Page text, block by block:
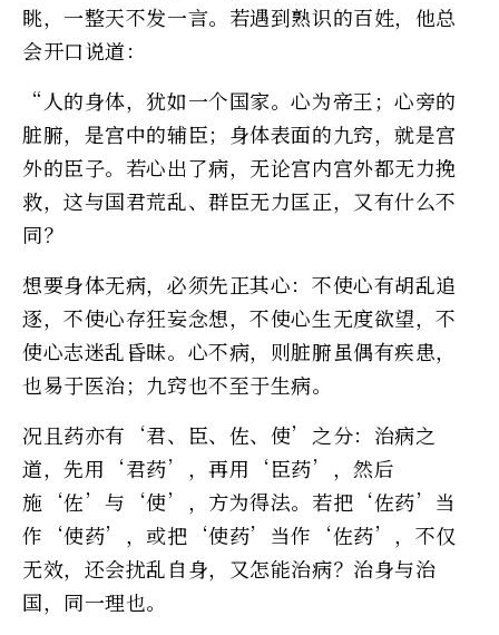
眺，一整天不发一言。若遇到熟识的百姓，他总
会开口说道：
“人的身体，犹如一个国家。心为帝王；心旁的
脏腑，是宫中的辅臣；身体表面的九窍，就是宫
外的臣子。若心出了病，无论宫内宫外都无力挽
救，这与国君荒乱、群臣无力匡正，又有什么不
同？
想要身体无病，必须先正其心：不使心有胡乱追
逐，不使心存狂妄念想，不使心生无度欲望，不
使心志迷乱昏昧。心不病，则脏腑虽偶有疾患，
也易于医治；九窍也不至于生病。
况且药亦有‘君、臣、佐、使’之分：治病之
道，先用‘君药’，再用‘臣药’，然后
施‘佐’与‘使’，方为得法。若把‘佐药’当
作‘使药’，或把‘使药’当作‘佐药’，不仅
无效，还会扰乱自身，又怎能治病？治身与治
国，同一理也。